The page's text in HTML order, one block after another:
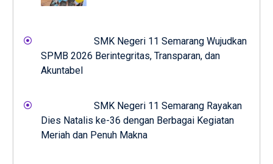
SMK Negeri 11 Semarang Wujudkan
SPMB 2026 Berintegritas, Transparan, dan
Akuntabel
SMK Negeri 11 Semarang Rayakan
Dies Natalis ke-36 dengan Berbagai Kegiatan
Meriah dan Penuh Makna